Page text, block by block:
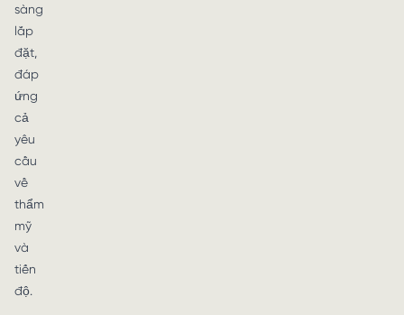
sàng
lắp
đặt,
đáp
ứng
cả
yêu
cầu
về
thẩm
mỹ
và
tiến
độ.